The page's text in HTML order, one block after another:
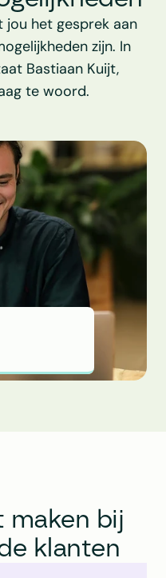
jou het gesprek aan
zijn. In
Bastiaan Kuijt,
te woord.
maken bij
klanten